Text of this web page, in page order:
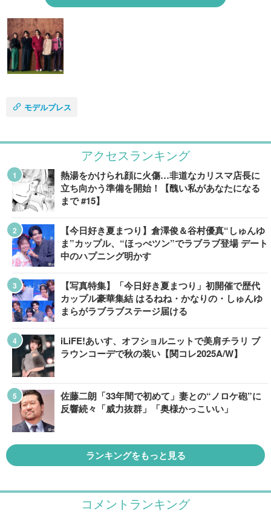
モデルプレス
アクセスランキング
熱湯をかけられ顔に火傷…非道なカリスマ店長に
立ち向かう準備を開始！【醜い私があなたになる
まで #15】
【今日好き夏まつり】倉澤俊＆谷村優真“しゅんゆ
ま”カップル、“ほっぺツン”でラブラブ登場 デート
中のハプニング明かす
【写真特集】「今日好き夏まつり」初開催で歴代
カップル豪華集結 はるねね・かなりの・しゅんゆ
まらがラブラブステージ届ける
iLiFE!あいす、オフショルニットで美肩チラリ ブ
ラウンコーデで秋の装い【関コレ2025A/W】
佐藤二朗「33年間で初めて」妻との“ノロケ砲”に
反響続々「威力抜群」「奥様かっこいい」
ランキングをもっと見る